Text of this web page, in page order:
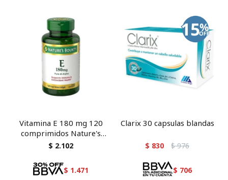
Vitamina E 180 mg 120
comprimidos Nature's
Bounty
$ 2.102
$ 1.471
Clarix 30 capsulas blandas
$ 830 $ 976
$ 706